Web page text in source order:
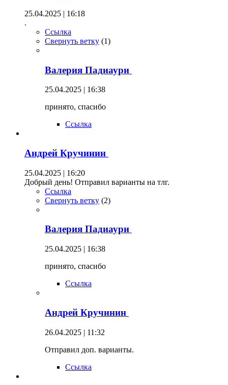
25.04.2025 | 16:18
.
Ссылка
Свернуть ветку (1)
Валерия Падиаури
25.04.2025 | 16:38
принято, спасибо
Ссылка
Андрей Кручинин
25.04.2025 | 16:20
Добрый день! Отправил варианты на тлг.
Ссылка
Свернуть ветку (2)
Валерия Падиаури
25.04.2025 | 16:38
принято, спасибо
Ссылка
Андрей Кручинин
26.04.2025 | 11:32
Отправил доп. варианты.
Ссылка